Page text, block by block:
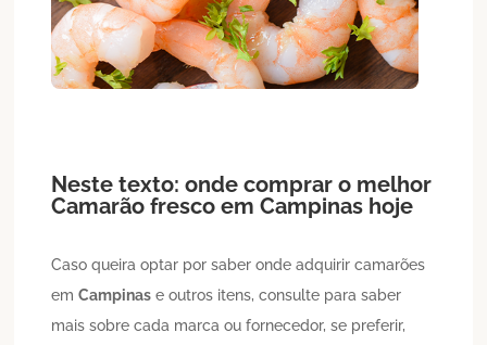
Neste texto: onde comprar o melhor
Camarão fresco emCampinas hoje
Caso queira optar por saber onde adquirir camarões
emCampinas e outros itens, consulte para saber
mais sobre cada marca ou fornecedor, se preferir,